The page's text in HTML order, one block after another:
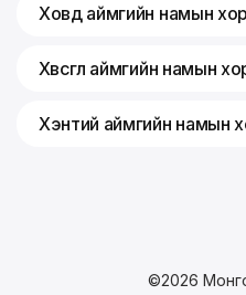
Ховд аймгийн намын
Хөвсгөл аймгийн намын
Хэнтий аймгийн намын
©2026